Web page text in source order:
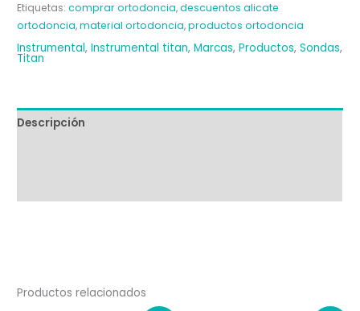
Etiquetas:comprar ortodoncia,descuentos alicate
ortodoncia,material ortodoncia,productos ortodoncia
Instrumental,Instrumental titan,Marcas,Productos,Sondas,
Titan
Descripción
Productos relacionados